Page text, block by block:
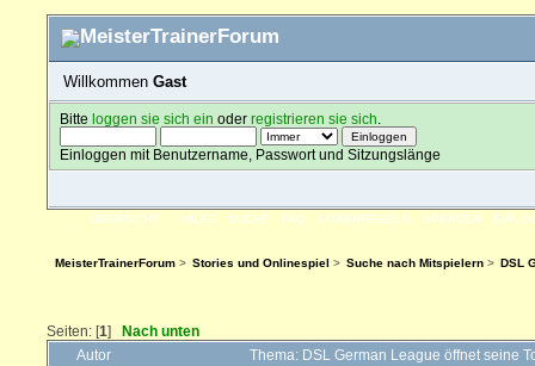
Willkommen Gast
Bitteloggen sie sich ein oderregistrieren sie sich
Einloggen mit Benutzername, Passwort und Sitzungslänge
ÜBERSICHT HILFE SUCHE FAQ FORENREGELN SPENDEN
MeisterTrainerForum> Stories und Onlinespiel > Suche nach Mitspielern> DSL
Seiten: [1] Nach unten
Autor Thema: DSL German League öffnet seine